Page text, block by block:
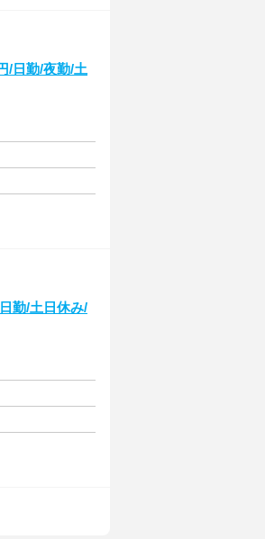
/日勤/夜勤/土
勤/土日休み/